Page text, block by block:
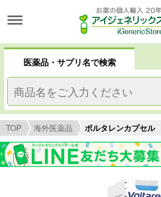
医薬品・サプリ名で検索
TOP 海外医薬品 ボルタレンカプセル